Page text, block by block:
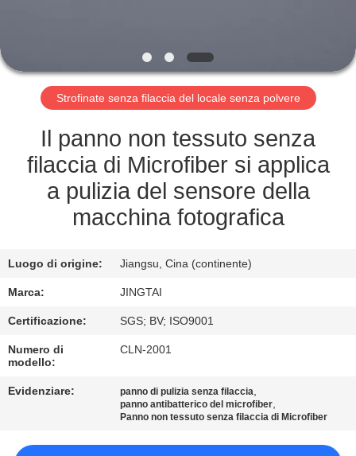
CONTROLLO
DELLA
QUALITÀ
CONTATTACI
NOTIZIE
CASI
MAPPA
Strofinate senza filaccia del locale senza polvere
Il panno non tessuto senza
filaccia di Microfiber si applica
a pulizia del sensore della
macchina fotografica
Luogo di origine: Jiangsu, Cina (continente)
Marca: JINGTAI
Certificazione: SGS; BV; ISO9001
Numero di
modello:
CLN-2001
Evidenziare: panno di pulizia senza filaccia,
panno antibatterico del microfiber,
Panno non tessuto senza filaccia di Microfiber